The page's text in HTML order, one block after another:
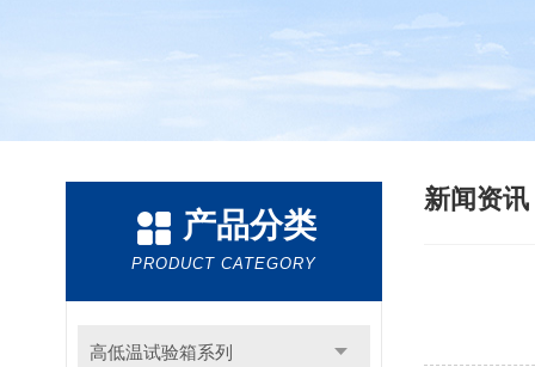
产品分类
PRODUCT CATEGORY
高低温试验箱系列
新闻资讯